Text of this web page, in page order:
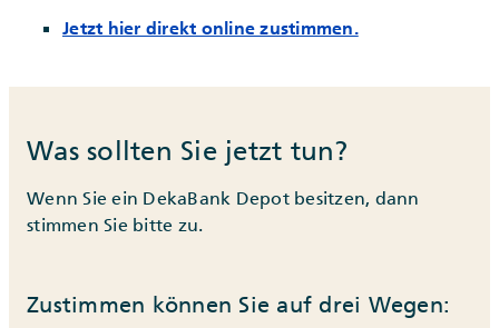
Jetzt hier direkt online zustimmen.
Was sollten Sie jetzt tun?
Wenn Sie ein DekaBank Depot besitzen, dann
stimmen Sie bitte zu.
Zustimmen können Sie auf drei Wegen: